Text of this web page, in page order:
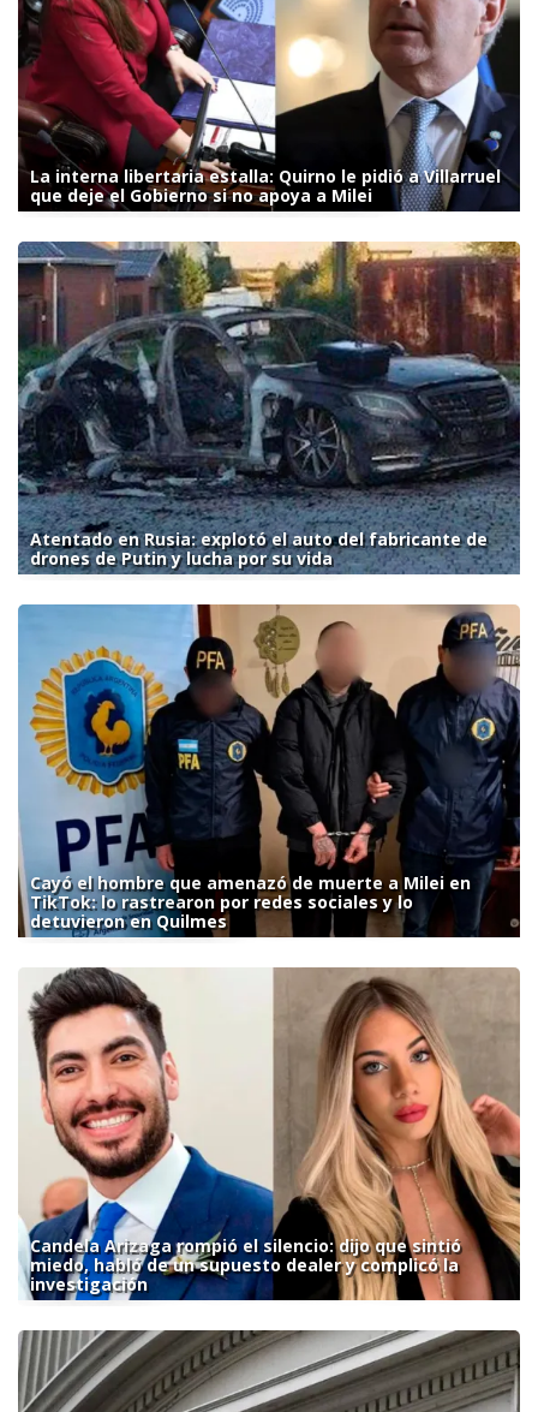
La interna libertaria estalla: Quirno le pidió a Villarruel
que deje el Gobierno si no apoya a Milei
Atentado en Rusia: explotó el auto del fabricante de
drones de Putin y lucha por su vida
Cayó el hombre que amenazó de muerte a Milei en
TikTok: lo rastrearon por redes sociales y lo
detuvieron en Quilmes
Candela Arizaga rompió el silencio: dijo que sintió
miedo, habló de un supuesto dealer y complicó la
investigación